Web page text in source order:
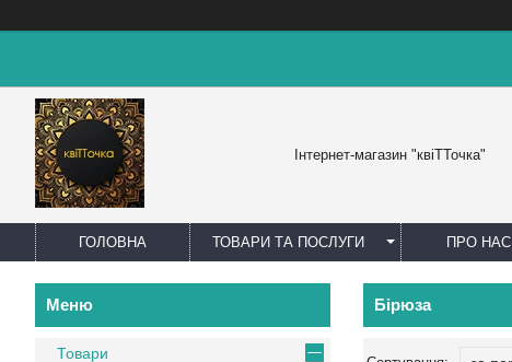
Інтернет-магазин "квіТТочка"
ГОЛОВНА ТОВАРИ ТА ПОСЛУГИ ПРО НАС
Бірюза
Товари